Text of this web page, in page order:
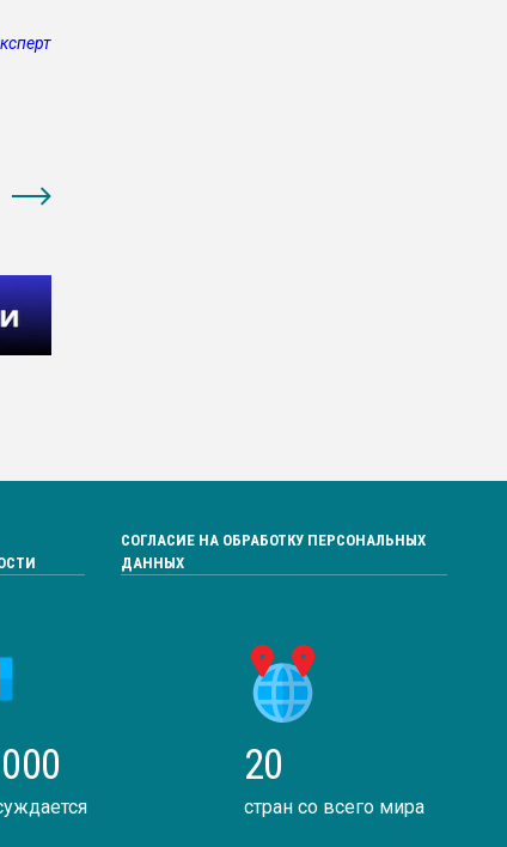
СОГЛАСИЕ НА ОБРАБОТКУ ПЕРСОНАЛЬНЫХ
ДАННЫХ
20
стран со всего мира